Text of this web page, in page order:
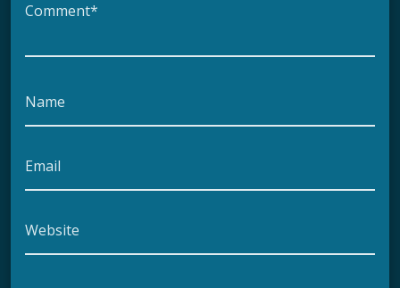
Comment*
Name
Email
Website